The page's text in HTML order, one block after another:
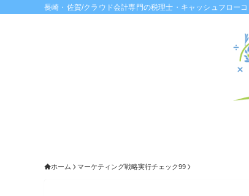
長崎・佐賀/クラウド会計専門の税理士・キャッシュフロー
ホーム マーケティング戦略実行チェック99